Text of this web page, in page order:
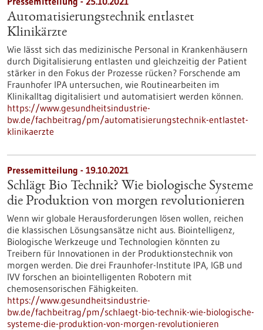
Automatisierungstechnik entlastet
Klinikärzte
Wie lässt sich das medizinische Personal in Krankenhäusern
durch Digitalisierung entlasten und gleichzeitig der Patient
stärker in den Fokus der Prozesse rücken? Forschende am
Fraunhofer IPA untersuchen, wie Routinearbeiten im
Klinikalltag digitalisiert und automatisiert werden können.
https://www.gesundheitsindustrie-
bw.de/fachbeitrag/pm/automatisierungstechnik-entlastet-
klinikaerzte
Pressemitteilung - 19.10.2021
Schlägt Bio Technik? Wie biologische Systeme
die Produktion von morgen revolutionieren
Wenn wir globale Herausforderungen lösen wollen, reichen
die klassischen Lösungsansätze nicht aus. Biointelligenz,
Biologische Werkzeuge und Technologien könnten zu
Treibern für Innovationen in der Produktionstechnik von
morgen werden. Die drei Fraunhofer-Institute IPA, IGB und
IVV forschen an biointelligenten Robotern mit
chemosensorischen Fähigkeiten.
https://www.gesundheitsindustrie-
bw.de/fachbeitrag/pm/schlaegt-bio-technik-wie-biologische-
systeme-die-produktion-von-morgen-revolutionieren